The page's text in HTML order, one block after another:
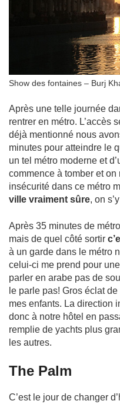
Show des fontaines – Burj
Après une telle journée
rentrer en métro. L’accès
déjà mentionné nous
minutes pour atteindre le
un tel métro moderne et
commence à tomber et
insécurité dans ce métro
ville vraiment sûre, on
Après 35 minutes de
mais de quel côté sortir
à un garde dans le métro
celui-ci me prend pour
parler en arabe pas de
le parle pas! Gros éclat
mes enfants. La direction
donc à notre hôtel en
remplie de yachts plus
les autres.
The Palm
C’est le jour de changer